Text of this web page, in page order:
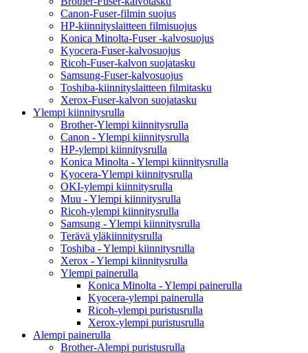
Canon-Fuser-filmin suojus
HP-kiinnityslaitteen filmisuojus
Konica Minolta-Fuser -kalvosuojus
Kyocera-Fuser-kalvosuojus
Ricoh-Fuser-kalvon suojatasku
Samsung-Fuser-kalvosuojus
Toshiba-kiinnityslaitteen filmitasku
Xerox-Fuser-kalvon suojatasku
Ylempi kiinnitysrulla
Brother-Ylempi kiinnitysrulla
Canon - Ylempi kiinnitysrulla
HP-ylempi kiinnitysrulla
Konica Minolta - Ylempi kiinnitysrulla
Kyocera-Ylempi kiinnitysrulla
OKI-ylempi kiinnitysrulla
Muu - Ylempi kiinnitysrulla
Ricoh-ylempi kiinnitysrulla
Samsung - Ylempi kiinnitysrulla
Terävä yläkiinnitysrulla
Toshiba - Ylempi kiinnitysrulla
Xerox - Ylempi kiinnitysrulla
Ylempi painerulla
Konica Minolta - Ylempi painerulla
Kyocera-ylempi painerulla
Ricoh-ylempi puristusrulla
Xerox-ylempi puristusrulla
Alempi painerulla
Brother-Alempi puristusrulla